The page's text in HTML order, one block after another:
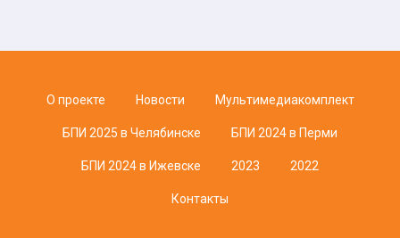
О проекте Новости Мультимедиакомплект
БПИ 2025 в Челябинске БПИ 2024 в Перми
БПИ 2024 в Ижевске 2023 2022
Контакты